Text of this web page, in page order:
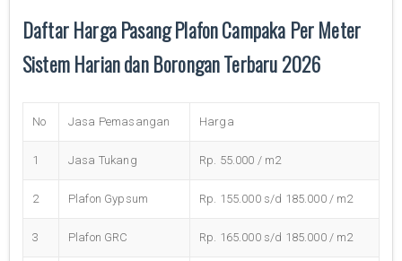
Daftar Harga Pasang Plafon Campaka Per Meter
Sistem Harian dan Borongan Terbaru 2026
No Jasa Pemasangan Harga
1 Jasa Tukang Rp. 55.000 / m2
2 Plafon Gypsum Rp. 155.000 s/d 185.000 / m2
3 Plafon GRC Rp. 165.000 s/d 185.000 / m2